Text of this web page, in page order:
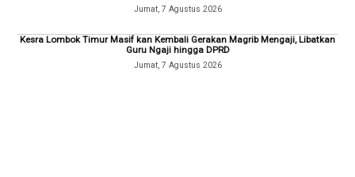
Jumat, 7 Agustus 2026
Kesra Lombok Timur Masif kan Kembali Gerakan Magrib Mengaji, Libatkan
Guru Ngaji hingga DPRD
Jumat, 7 Agustus 2026